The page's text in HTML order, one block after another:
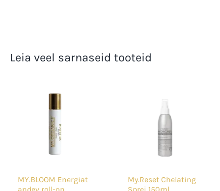
Leia veel sarnaseid tooteid
MY.BLOOM Energiat
My.Reset Chelating